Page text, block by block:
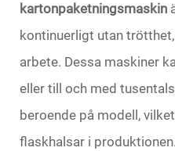
kartonpaketningsmaskin
kontinuerligt utan
arbete. Dessa maskiner
eller till och med
beroende på modell,
flaskhalsar i